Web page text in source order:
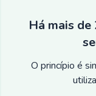
Há mais
O princípio é